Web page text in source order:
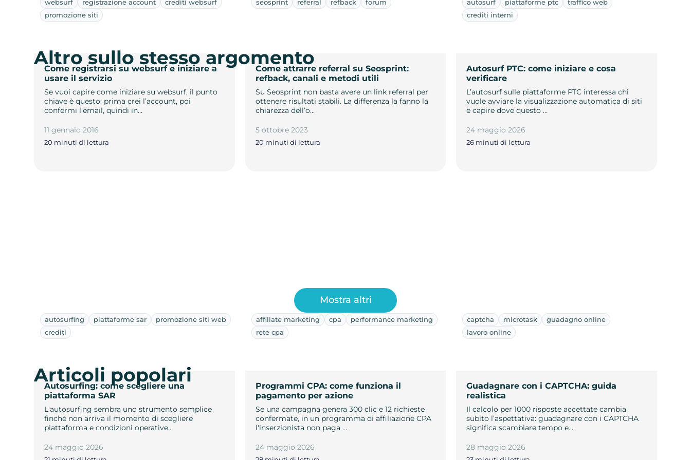
websurf registrazione account
crediti websurf
promozione siti
Come registrarsi su websurf e iniziare a
usare il servizio
Se vuoi capire come iniziare su websurf, il punto
chiave è questo: prima crei l’account, poi
confermi l’email, quindi in…
11 gennaio 2016
20 minuti di lettura
seosprint referral refback forum
Come attrarre referral su Seosprint:
refback, canali e metodi utili
Su Seosprint non basta avere un link referral per
ottenere risultati stabili. La differenza la fanno la
chiarezza dell’o…
5 ottobre 2023
20 minuti di lettura
autosurf piattaforme ptc
traffico web
crediti interni
Autosurf PTC: come iniziare e cosa
verificare
L’autosurf sulle piattaforme PTC interessa chi
vuole avviare la visualizzazione automatica di siti
e capire dove questo …
24 maggio 2026
26 minuti di lettura
Altro sullo stesso argomento
autosurfing piattaforme sar
promozione siti web
crediti
Autosurfing: come scegliere una
piattaforma SAR
L'autosurfing sembra uno strumento semplice
finché non arriva il momento di scegliere
piattaforma e condizioni operative…
24 maggio 2026
affiliate marketing cpa
performance marketing
rete cpa
Programmi CPA: come funziona il
pagamento per azione
Se una campagna genera 300 clic e 12 richieste
confermate, in un programma di affiliazione CPA
l'inserzionista non paga …
24 maggio 2026
captcha microtask
guadagno online
lavoro online
Guadagnare con i CAPTCHA: guida
realistica
Il calcolo per 1000 risposte accettate cambia
subito l’aspettativa: guadagnare con i CAPTCHA
significa scambiare tempo e…
28 maggio 2026
Mostra altri
Articoli popolari